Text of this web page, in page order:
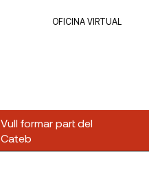
OFICINA VIRTUAL
Vull formar part del
Cateb